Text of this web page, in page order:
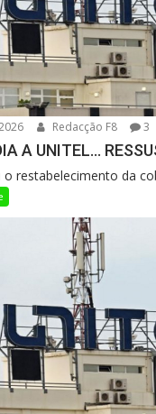
Redacção F8 3
A UNITEL…
o restabelecimento da